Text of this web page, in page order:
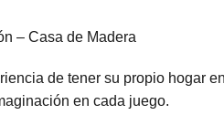
– Casa de Madera
de tener su propio hogar
en cada juego.